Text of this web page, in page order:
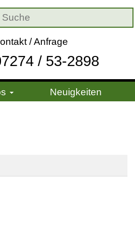
/ Anfrage
/ 53-2898
Neuigkeiten